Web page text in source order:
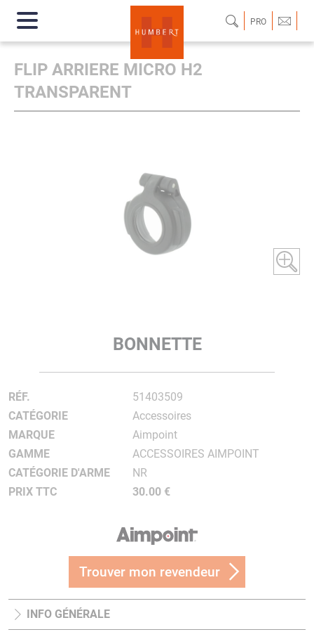
PRO
FLIP ARRIERE MICRO H2
TRANSPARENT
BONNETTE
RÉF.
51403509
CATÉGORIE
Accessoires
MARQUE
Aimpoint
GAMME
ACCESSOIRES AIMPOINT
CATÉGORIE D'ARME
NR
PRIX TTC
30.00 €
Trouver mon revendeur
INFO GÉNÉRALE